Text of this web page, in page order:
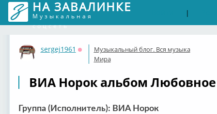
НА ЗАВАЛИНКЕ
Музыкальная
соцсеть
|
sergej1961
Оффлайн
Музыкальный блог. Вся музыка
Мира
ВИА Норок альбом Любовное
Группа (Исполнитель): ВИА Норок